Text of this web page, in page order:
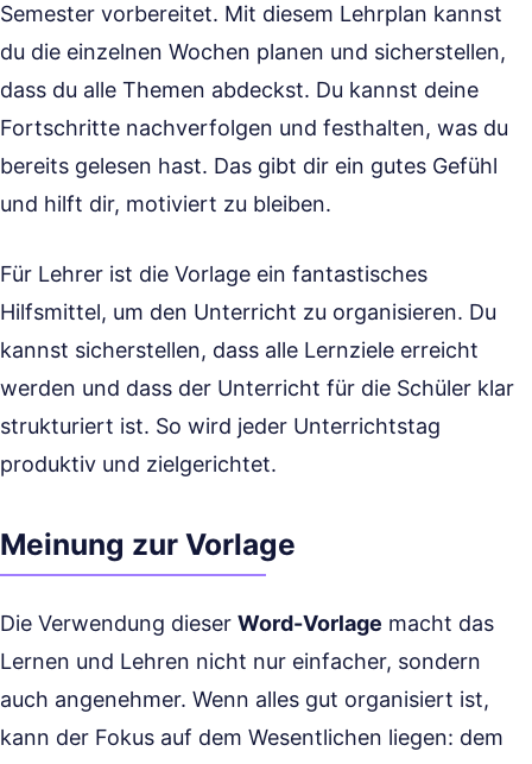
Semester vorbereitet. Mit diesem Lehrplan kannst
du die einzelnen Wochen planen und sicherstellen,
dass du alle Themen abdeckst. Du kannst deine
Fortschritte nachverfolgen und festhalten, was du
bereits gelesen hast. Das gibt dir ein gutes Gefühl
und hilft dir, motiviert zu bleiben.
Für Lehrer ist die Vorlage ein fantastisches
Hilfsmittel, um den Unterricht zu organisieren. Du
kannst sicherstellen, dass alle Lernziele erreicht
werden und dass der Unterricht für die Schüler klar
strukturiert ist. So wird jeder Unterrichtstag
produktiv und zielgerichtet.
Meinung zur Vorlage
Die Verwendung dieser Word-Vorlage macht das
Lernen und Lehren nicht nur einfacher, sondern
auch angenehmer. Wenn alles gut organisiert ist,
kann der Fokus auf dem Wesentlichen liegen: dem